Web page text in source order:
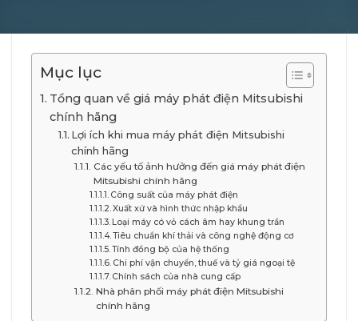
Mục lục
Tổng quan về giá máy phát điện Mitsubishi
chính hãng
Lợi ích khi mua máy phát điện Mitsubishi
chính hãng
Các yếu tố ảnh hưởng đến giá máy phát điện
Mitsubishi chính hãng
Công suất của máy phát điện
Xuất xứ và hình thức nhập khẩu
Loại máy có vỏ cách âm hay khung trần
Tiêu chuẩn khí thải và công nghệ động cơ
Tính đồng bộ của hệ thống
Chi phí vận chuyển, thuế và tỷ giá ngoại tệ
Chính sách của nhà cung cấp
Nhà phân phối máy phát điện Mitsubishi
chính hãng